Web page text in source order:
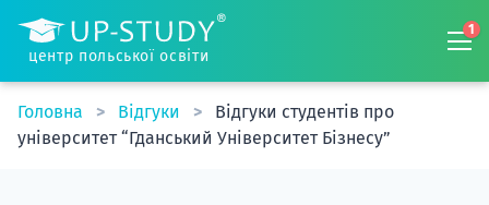
центр польської освіти
1
Головна Відгуки
Відгуки студентів про
університет “Гданський Університет Бізнесу”